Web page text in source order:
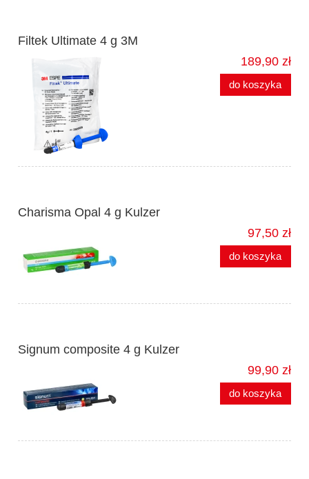
Filtek Ultimate 4 g 3M
189,90 zł
do koszyka
Charisma Opal 4 g Kulzer
97,50 zł
do koszyka
Signum composite 4 g Kulzer
99,90 zł
do koszyka